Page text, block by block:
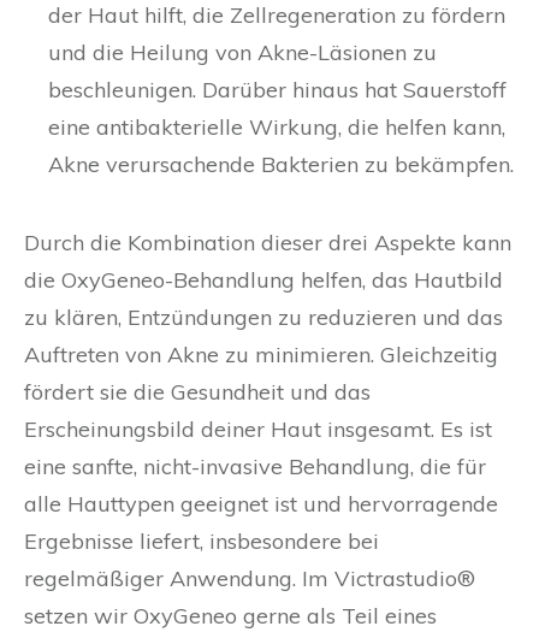
der Haut hilft, die Zellregeneration zu fördern
und die Heilung von Akne-Läsionen zu
beschleunigen. Darüber hinaus hat Sauerstoff
eine antibakterielle Wirkung, die helfen kann,
Akne verursachende Bakterien zu bekämpfen.
Durch die Kombination dieser drei Aspekte kann
die OxyGeneo-Behandlung helfen, das Hautbild
zu klären, Entzündungen zu reduzieren und das
Auftreten von Akne zu minimieren. Gleichzeitig
fördert sie die Gesundheit und das
Erscheinungsbild deiner Haut insgesamt. Es ist
eine sanfte, nicht-invasive Behandlung, die für
alle Hauttypen geeignet ist und hervorragende
Ergebnisse liefert, insbesondere bei
regelmäßiger Anwendung. Im Victrastudio®
setzen wir OxyGeneo gerne als Teil eines